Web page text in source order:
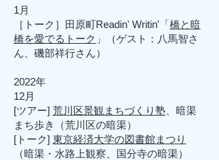
1月
［トーク］ 田原町Readin' Writin' 「橋と暗
橋を愛でるトーク 」 （ゲス ト： 八馬智さ
ん、磯部祥行さん）
2022年
12月
[ツアー] 荒川区景観まちづくり塾 、暗渠
まち歩き（荒川区の暗渠）
[トーク] 東京経済大学の図書館まつり
（暗渠・水路上観察、国分寺の暗渠）